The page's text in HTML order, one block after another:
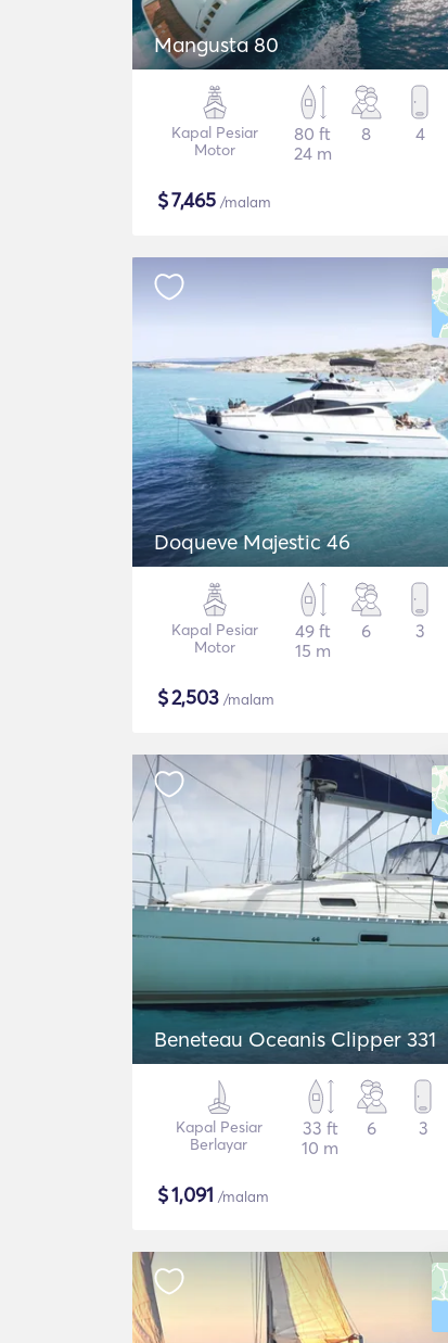
Mangusta 80
Kapal Pesiar
Motor
80 ft
24 m
8 4
$7,465 /malam
Doqueve Majestic 46
Kapal Pesiar
Motor
49 ft
15 m
6 3
$2,503 /malam
Beneteau Oceanis Clipper 331
Kapal Pesiar
Berlayar
33 ft
10 m
6 3
$1,091 /malam